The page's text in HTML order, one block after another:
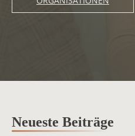
Neueste Beiträge